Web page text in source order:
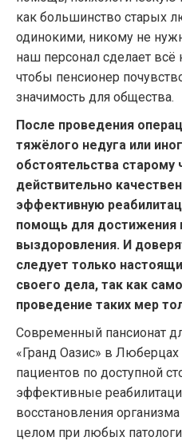
как большинство старых
одинокими, никому не
наш персонал сделает всё
чтобы пенсионер
значимость для общества.
После проведения
тяжёлого недуга или
обстоятельства старому
действительно
эффективную
помощь для достижения
выздоровления. И
следует только
своего дела, так как
проведение таких мер
Современный пансионат
«Гранд Оазис» в Люберцах
пациентов по доступной
эффективные
восстановления
целом при любых